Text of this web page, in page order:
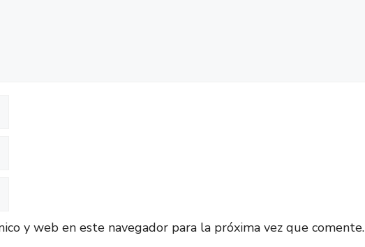
y web en este navegador para la próxima vez que comente.